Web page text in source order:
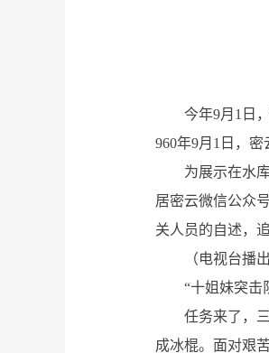
今年9月1日
960年9月1日，密
为展示在水
居密云微信公众
关人员的自述，
（电视台播
“十姐妹突击
任务来了，
成冰棍。面对艰